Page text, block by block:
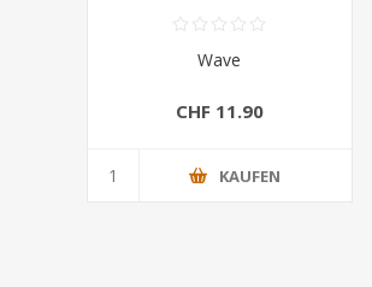
Wave
CHF 11.90
KAUFEN